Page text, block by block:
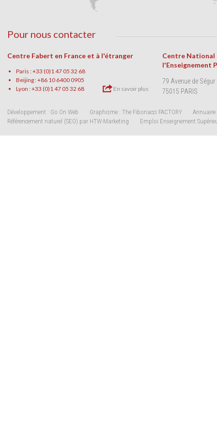
Pour nous contacter
Centre Fabert en France et à l'étranger
Paris : +33 (0)1 47 05 32 68
Beijing : +86 10 6400 0905
Lyon : +33 (0)1 47 05 32 68
En savoir plus
Centre National
l'Enseignement
79 Avenue de Ségur
75015 PARIS
Développement : Go On Web Graphisme : The Fibonacci FACTORY
Annuaire
Référencement naturel (SEO) par HTW-Marketing
Emploi Enseignement